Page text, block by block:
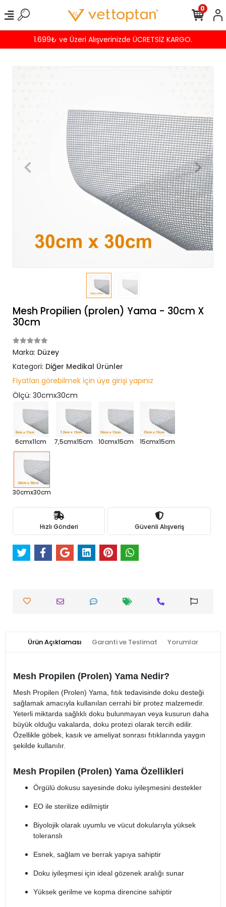
1.699₺ ve Üzeri Alışverinizde ÜCRETSİZ KARGO.
0
Mesh Propilien (prolen) Yama - 30cm X
30cm
Marka: Düzey
Kategori: Diğer Medikal Ürünler
Fiyatları görebilmek için üye girişi yapınız
Ölçü: 30cmx30cm
6cmx11cm 7,5cmx15cm 10cmx15cm 15cmx15cm
30cmx30cm
Hızlı Gönderi Güvenli Alışveriş
Ürün Açıklaması Garanti ve Teslimat Yorumlar
Mesh Propilen (Prolen) Yama Nedir?
Mesh Propilen (Prolen) Yama, fıtık tedavisinde doku desteği
sağlamak amacıyla kullanılan cerrahi bir protez malzemedir.
Yeterli miktarda sağlıklı doku bulunmayan veya kusurun daha
büyük olduğu vakalarda, doku protezi olarak tercih edilir.
Özellikle göbek, kasık ve ameliyat sonrası fıtıklarında yaygın
şekilde kullanılır.
Mesh Propilen (Prolen) Yama Özellikleri
Örgülü dokusu sayesinde doku iyileşmesini destekler
EO ile sterilize edilmiştir
Biyolojik olarak uyumlu ve vücut dokularıyla yüksek
toleranslı
Esnek, sağlam ve berrak yapıya sahiptir
Doku iyileşmesi için ideal gözenek aralığı sunar
Yüksek gerilme ve kopma direncine sahiptir